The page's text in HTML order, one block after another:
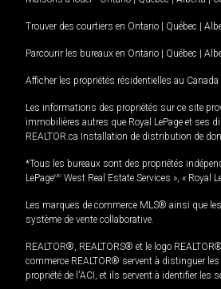
Trouver des courtiers en Ontario | Québec |
Parcourir les bureaux en Ontario | Québec |
Afficher les propriétés résidentielles au Canada
Les informations des propriétés sur ce site
immobilières autres que Royal LePage et ses
REALTOR.ca Installation de distribution de
*Tous les bureaux sont des propriétés
LePageMD West Real Estate Services », « Royal
Les marques de commerce MLS® ainsi que
système de vente collaborative.
REALTOR®, REALTORS® et le logo
commerce REALTOR® servent à distinguer
propriété de l'ACI, et ils servent à identifier les